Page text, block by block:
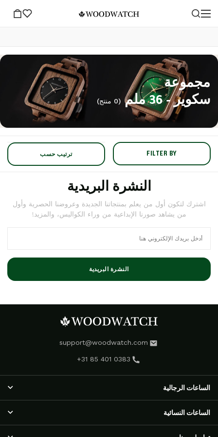
مجموعة
سكوير - 36 ملم
(0 منتج)
FILTER BY ترتيب حسب
النشرة البريدية
اشترك لتكون أول من يعلم بمنتجاتنا الجديدة وعروضنا الحصرية وأول
من يشاهد صورنا الإبداعية من وراء الكواليس، والمزيد!
النشرة البريدية
support@woodwatch.com
+31 85 401 0383
الساعات الرجالية
الساعات النسائية